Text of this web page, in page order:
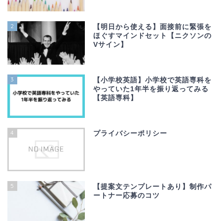
2
【明日から使える】面接前に緊張を
ほぐすマインドセット【ニクソンの
Vサイン】
3
【小学校英語】小学校で英語専科を
やっていた1年半を振り返ってみる
【英語専科】
4 プライバシーポリシー
5
【提案文テンプレートあり】制作パ
ートナー応募のコツ